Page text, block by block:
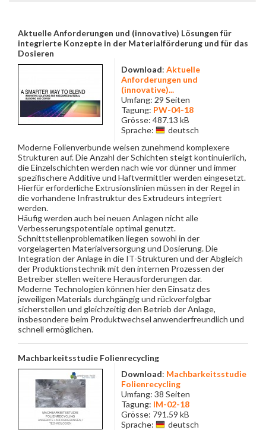
Aktuelle Anforderungen und (innovative) Lösungen für
integrierte Konzepte in der Materialförderung und für das
Dosieren
Download: Aktuelle
Anforderungen und
(innovative)...
Umfang: 29 Seiten
Tagung: PW-04-18
Grösse: 487.13 kB
Sprache:
deutsch
Moderne Folienverbunde weisen zunehmend komplexere
Strukturen auf. Die Anzahl der Schichten steigt kontinuierlich,
die Einzelschichten werden nach wie vor dünner und immer
spezifischere Additive und Haftvermittler werden eingesetzt.
Hierfür erforderliche Extrusionslinien müssen in der Regel in
die vorhandene Infrastruktur des Extrudeurs integriert
werden.
Häufig werden auch bei neuen Anlagen nicht alle
Verbesserungspotentiale optimal genutzt.
Schnittstellenproblematiken liegen sowohl in der
vorgelagerten Materialversorgung und Dosierung. Die
Integration der Anlage in die IT-Strukturen und der Abgleich
der Produktionstechnik mit den internen Prozessen der
Betreiber stellen weitere Herausforderungen dar.
Moderne Technologien können hier den Einsatz des
jeweiligen Materials durchgängig und rückverfolgbar
sicherstellen und gleichzeitig den Betrieb der Anlage,
insbesondere beim Produktwechsel anwenderfreundlich und
schnell ermöglichen.
Machbarkeitsstudie Folienrecycling
Download: Machbarkeitsstudie
Folienrecycling
Umfang: 38 Seiten
Tagung: IM-02-18
Grösse: 791.59 kB
Sprache:
deutsch